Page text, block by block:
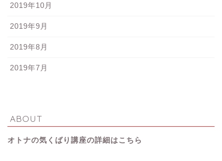
2019年10月
2019年9月
2019年8月
2019年7月
ABOUT
オトナの気くばり講座の詳細はこちら